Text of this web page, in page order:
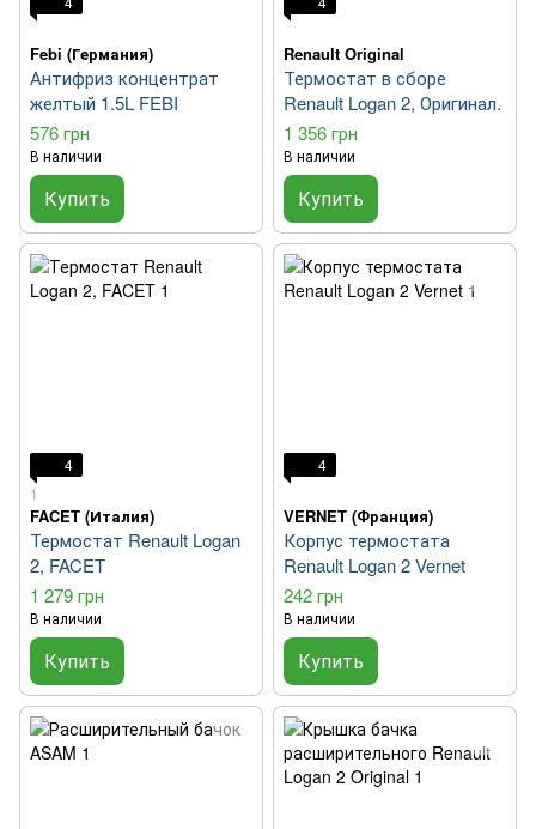
Febi (Германия)
Антифриз концентрат
желтый 1.5L FEBI
576 грн
В наличии
Купить
Renault Original
Термостат в сборе
Renault Logan 2, Оригинал.
1 356 грн
В наличии
Купить
4
1
FACET (Италия)
Термостат Renault Logan
2, FACET
1 279 грн
В наличии
Купить
4
VERNET (Франция)
Корпус термостата
Renault Logan 2 Vernet
242 грн
В наличии
Купить